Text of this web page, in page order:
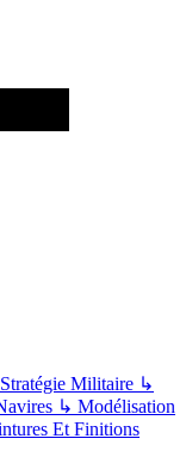
Militaire ↳
↳ Modélisation
Et Finitions